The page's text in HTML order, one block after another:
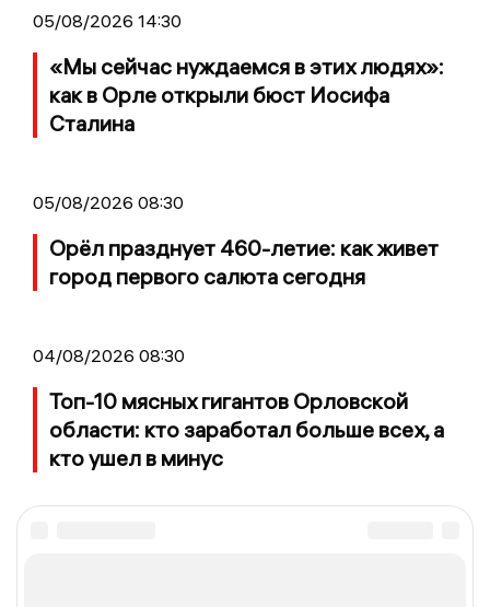
05/08/2026 14:30
«Мы сейчас нуждаемся в этих людях»:
как в Орле открыли бюст Иосифа
Сталина
05/08/2026 08:30
Орёл празднует 460-летие: как живет
город первого салюта сегодня
04/08/2026 08:30
Топ-10 мясных гигантов Орловской
области: кто заработал больше всех, а
кто ушел в минус